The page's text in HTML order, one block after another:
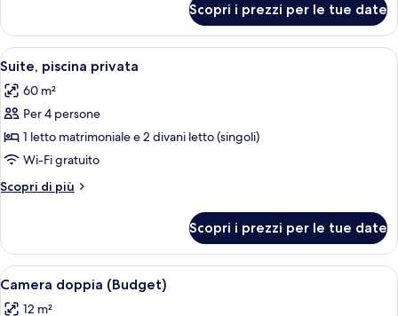
livelli,
idromassaggio
Grand
su
due
idromassaggio
Scopri i prezzi per le tue date
Apri
tutte
le
foto
per
Suite,
piscina
privata
Una camera da letto con un letto,
13
Suite, piscina privata
60 m²
Per 4 persone
1 letto matrimoniale e 2 divani letto (singoli)
Wi-Fi gratuito
Scopri di più
Altri
piscina
privata
Scopri i prezzi per le tue date
Apri
tutte
Una camera da letto con un letto in
5
Camera doppia (Budget)
12 m²